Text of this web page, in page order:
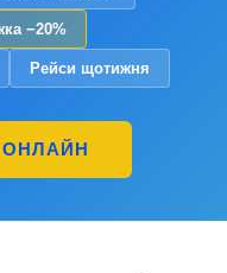
−20%
Рейси щотижня
ОНЛАЙН